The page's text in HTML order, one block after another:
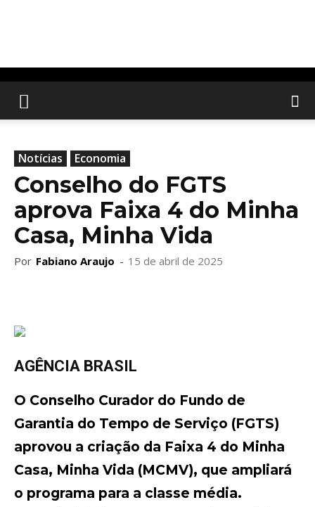
Notícias Economia
Conselho do FGTS
aprova Faixa 4 do Minha
Casa, Minha Vida
Por Fabiano Araujo - 15 de abril de 2025
AGÊNCIA BRASIL
O Conselho Curador do Fundo de
Garantia do Tempo de Serviço (FGTS)
aprovou a criação da Faixa 4 do Minha
Casa, Minha Vida (MCMV), que ampliará
o programa para a classe média.